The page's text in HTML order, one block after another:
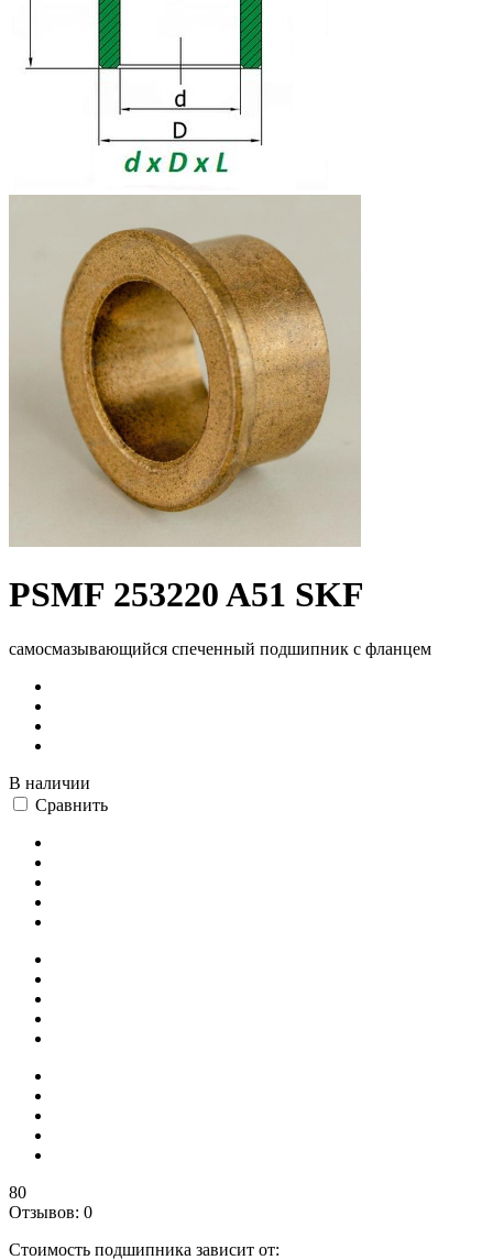
PSMF 253220 A51 SKF
самосмазывающийся спеченный подшипник с фланцем
В наличии
Сравнить
80
Отзывов: 0
Стоимость подшипника зависит от: